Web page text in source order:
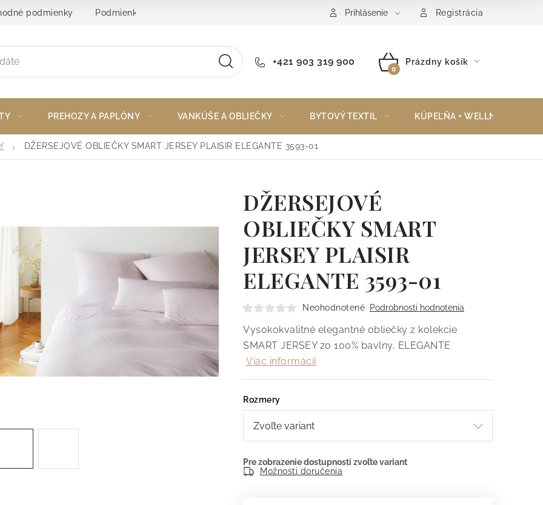
podmienky Podmienky ochrany osobných údajov Reklamačný poriadok Vrátenie tovaru
Prihlásenie Registrácia
+421 903 319 900
NÁKUPNÝ
Prázdny košík
PREHOZY A PAPLÓNY VANKÚŠE A OBLIEČKY BYTOVÝ TEXTIL KÚPEĽŇA + WELLNESS
DŽERSEJOVÉ OBLIEČKY SMART JERSEY PLAISIR ELEGANTE 3593-01
DŽERSEJOVÉ
OBLIEČKY SMART
JERSEY PLAISIR
ELEGANTE 3593-01
Neohodnotené Podrobnosti hodnotenia
Vysokokvalitné elegantné obliečky z kolekcie
SMART JERSEY zo 100% bavlny, ELEGANTE
Viac informácií
Rozmery
Možnosti doručenia